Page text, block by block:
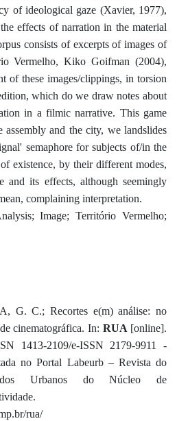
of ideological gaze (Xavier, 1977),
effects of narration in the material
consists of excerpts of images of
Vermelho, Kiko Goifman (2004),
of these images/clippings, in torsion
which do we draw notes about
in a filmic narrative. This game
assembly and the city, we landslides
semaphore for subjects of/in the
existence, by their different modes,
and its effects, although seemingly
complaining interpretation.
Image; Território Vermelho;
G. C.; Recortes e(m) análise: no
cinematográfica. In:RUA [online].
1413-2109/e-ISSN 2179-9911 -
no Portal Labeurb – Revista do
Urbanos do Núcleo de
rua/